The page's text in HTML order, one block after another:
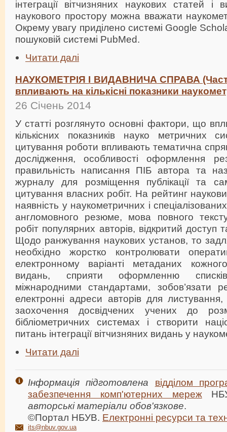
інтеграції вітчизняних наукових статей і
наукового простору можна вважати
Окрему увагу приділено системі Google
пошуковій системі PubMed.
Читати далі
НАУКОМЕТРІЯ І ВИДАВНИЧА СПРАВА
впливають на кількісні показники
26 Січень 2014
У статті розглянуто основні фактори, що
кількісних показників науко метричних
цитування роботи впливають тематична
дослідження, особливості оформлення
правильність написання ПІБ автора та
журналу для розміщення публікації та
цитування власних робіт. На рейтинг
наявність у наукометричних і
англомовного резюме, мова повного тексту
робіт популярних авторів, відкритий доступ
Щодо ранжування наукових установ, то задля
необхідно жорстко контролювати
електронному варіанті метаданих
видань, сприяти оформленню
міжнародними стандартами, зобов’язати
електронні адреси авторів для
заохочення досвідчених учених до
бібліометричних системах і створити
питань інтеграції вітчизняних видань у
Читати далі
Інформація підготовлена
відділом
забезпечення комп'ютерних мереж
авторські матеріали обов'язкове.
©Портал НБУВ. Електронні ресурси та
its@nbuv.gov.ua